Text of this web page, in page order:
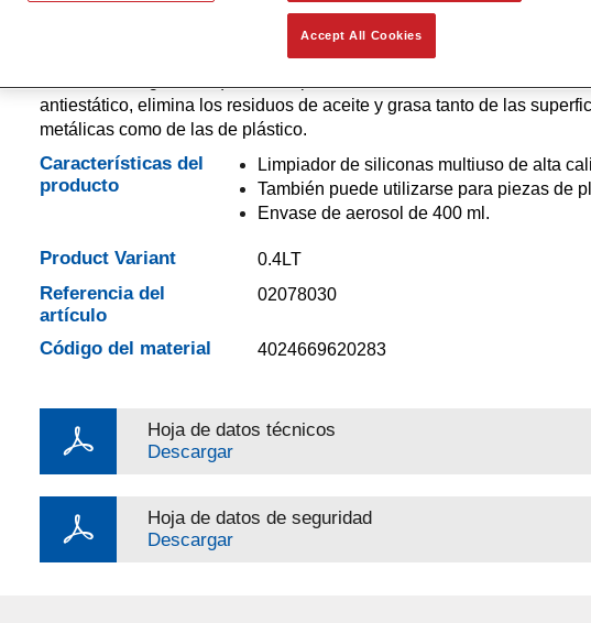
Limpiador de Siliconas SprayMax Silicone Remover 6620S es una
antiestático, elimina los residuos de aceite y grasa tanto de las
metálicas como de las de plástico.
Características del
producto
Limpiador de siliconas multiuso de alta
También puede utilizarse para piezas de
Envase de aerosol de 400 ml.
Product Variant 0.4LT
Referencia del
artículo
02078030
Código del material 4024669620283
Hoja de datos técnicos
Descargar
Hoja de datos de seguridad
Descargar
Accept All Cookies